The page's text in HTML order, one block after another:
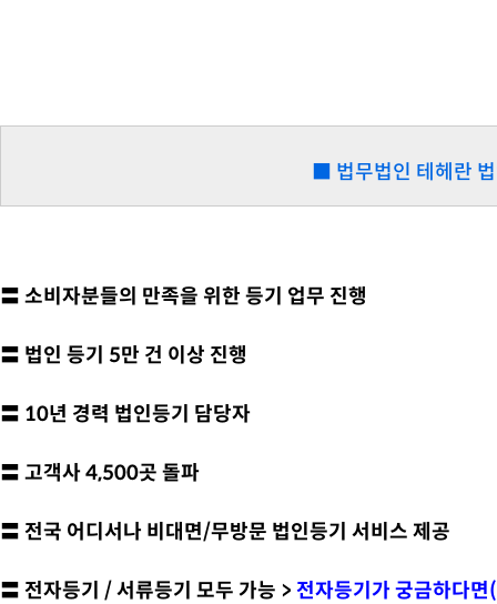
■ 법무법인 테헤란
〓 소비자분들의 만족을 위한 등기 업무 진행
〓 법인 등기 5만 건 이상 진행
〓 10년 경력 법인등기 담당자
〓 고객사 4,500곳 돌파
〓 전국 어디서나 비대면/무방문 법인등기 서비스 제공
〓 전자등기 / 서류등기 모두 가능 > 전자등기가 궁금하다면